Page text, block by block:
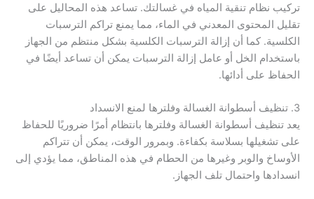
تركيب نظام تنقية المياه في غسالتك. تساعد هذه المحاليل على
تقليل المحتوى المعدني في الماء، مما يمنع تراكم الترسبات
الكلسية. كما أن إزالة الترسبات الكلسية بشكل منتظم من الجهاز
باستخدام الخل أو عامل إزالة الترسبات يمكن أن تساعد أيضًا في
الحفاظ على أدائها.
3. تنظيف أسطوانة الغسالة وفلترها لمنع الانسداد
يعد تنظيف أسطوانة الغسالة وفلترها بانتظام أمرًا ضروريًا للحفاظ
على تشغيلها بسلاسة بكفاءة. وبمرور الوقت، يمكن أن تتراكم
الأوساخ والوبر وغيرها من الحطام في هذه المناطق، مما يؤدي إلى
انسدادها واحتمال تلف الجهاز.